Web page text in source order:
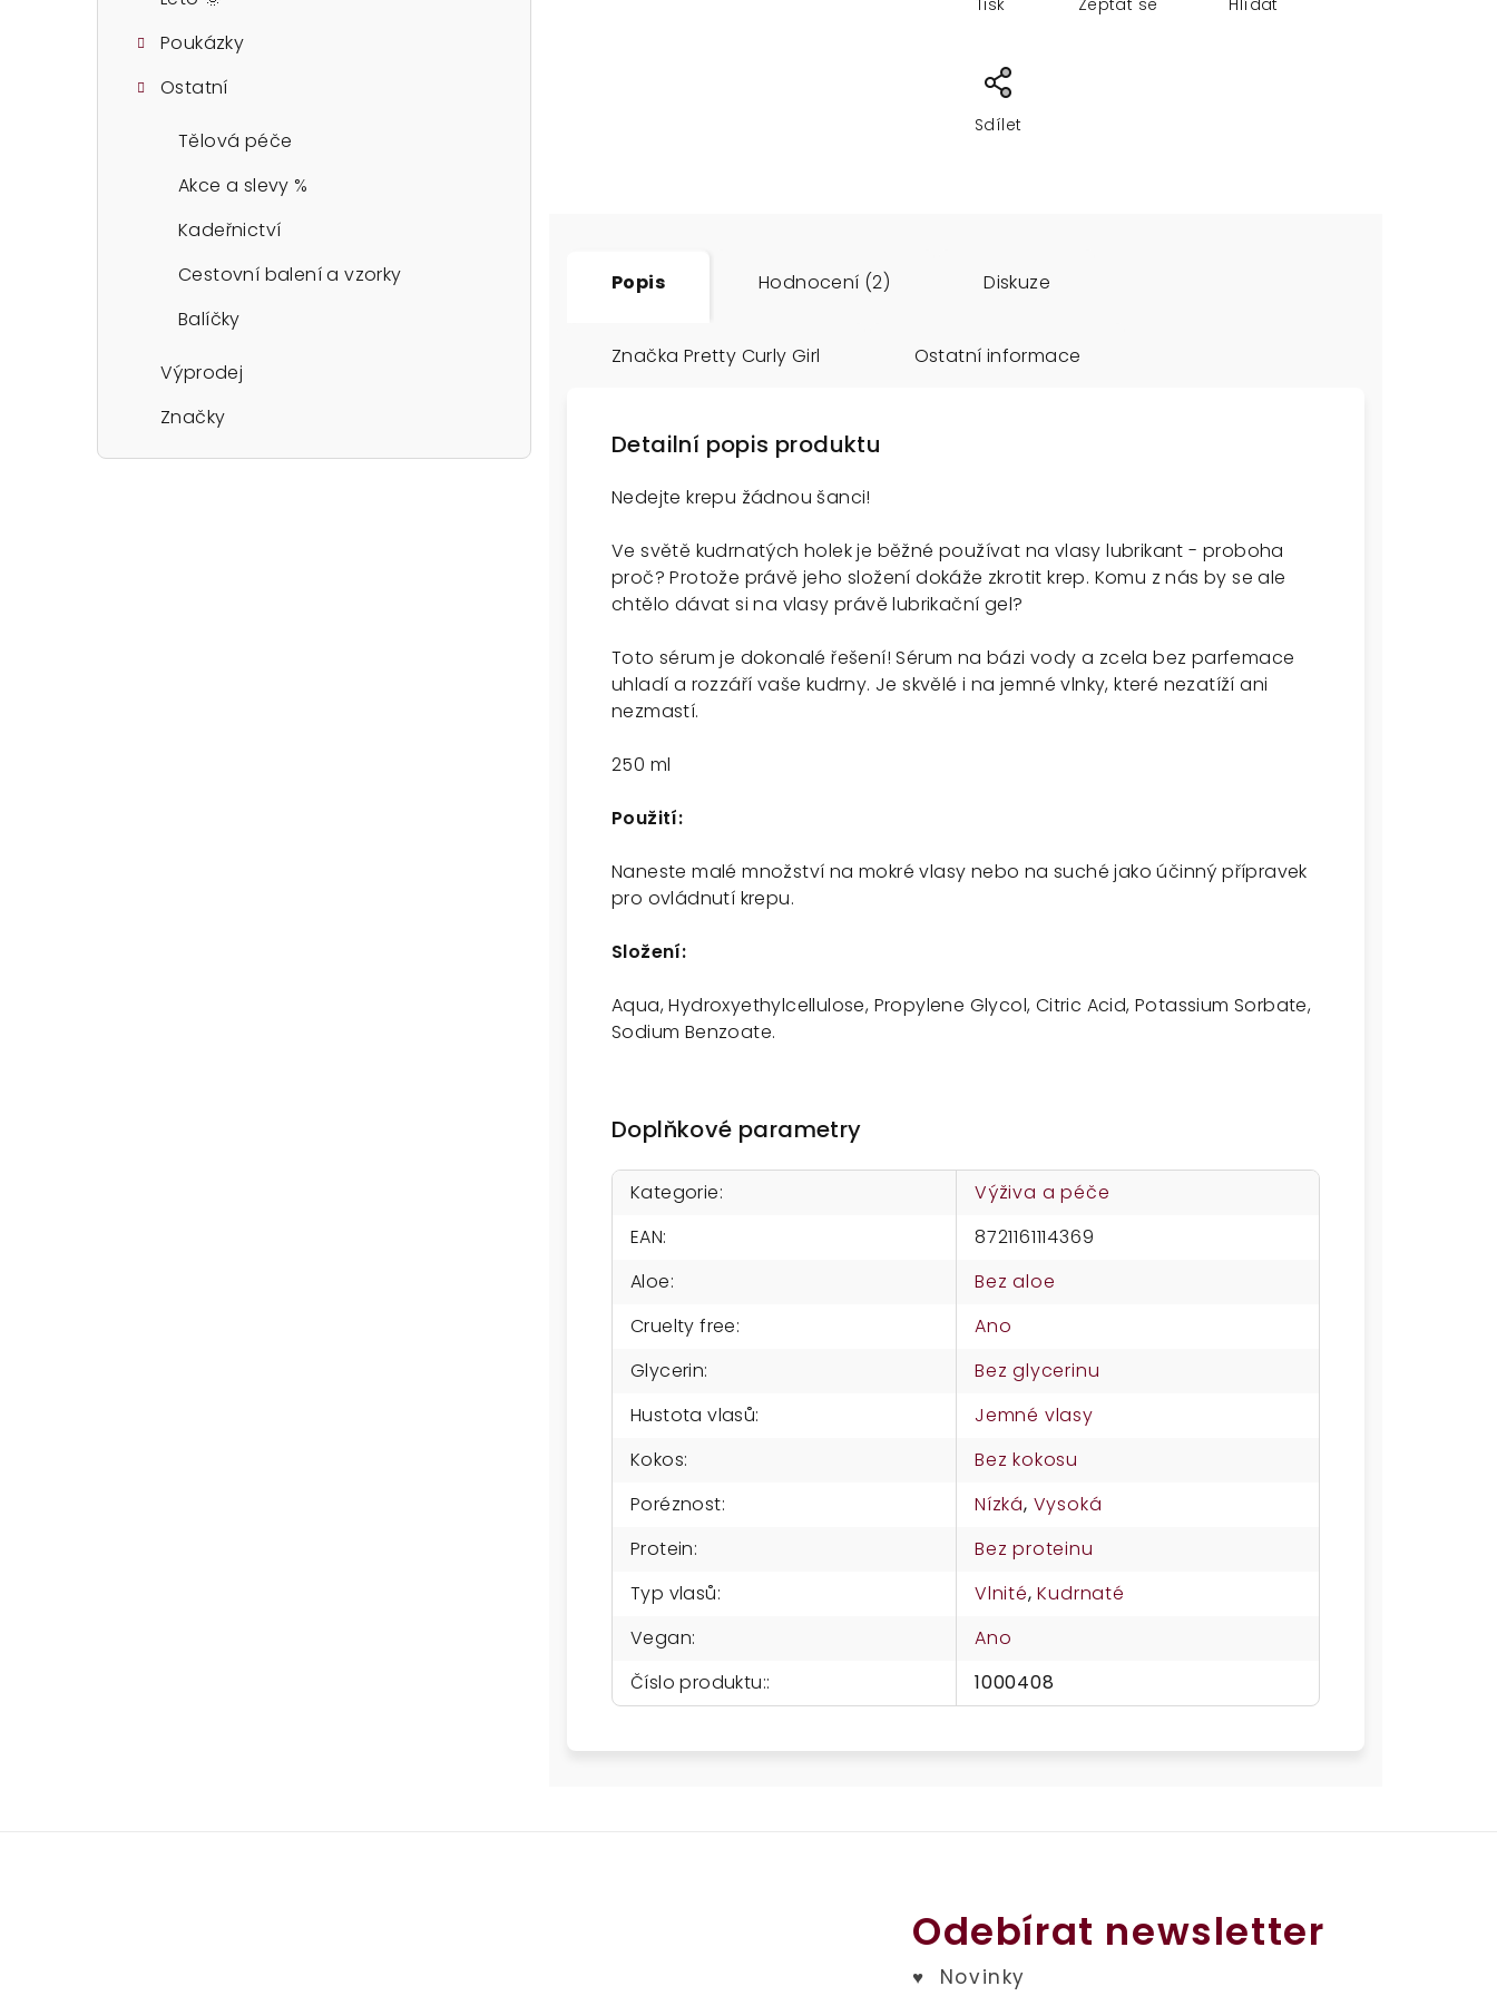
Poukázky
Ostatní
Tělová péče
Akce a slevy %
Kadeřnictví
Cestovní balení a vzorky
Balíčky
Výprodej
Značky
Tisk Zeptat se Hlídat
Sdílet
Popis Hodnocení (2) Diskuze
Značka Pretty Curly Girl Ostatní informace
Detailní popis produktu
Nedejte krepu žádnou šanci!
Ve světě kudrnatých holek je běžné používat na vlasy lubrikant - proboha
proč? Protože právě jeho složení dokáže zkrotit krep. Komu z nás by se ale
chtělo dávat si na vlasy právě lubrikační gel?
Toto sérum je dokonalé řešení! Sérum na bázi vody a zcela bez parfemace
uhladí a rozzáří vaše kudrny. Je skvělé i na jemné vlnky, které nezatíží ani
nezmastí.
250 ml
Použití:
Naneste malé množství na mokré vlasy nebo na suché jako účinný přípravek
pro ovládnutí krepu.
Složení:
Aqua, Hydroxyethylcellulose, Propylene Glycol, Citric Acid, Potassium Sorbate,
Sodium Benzoate.
Doplňkové parametry
Kategorie:
Výživa a péče
EAN:
8721161114369
Aloe:
Bez aloe
Cruelty free:
Ano
Glycerin:
Bez glycerinu
Hustota vlasů:
Jemné vlasy
Kokos:
Bez kokosu
Poréznost: Nízká, Vysoká
Protein:
Bez proteinu
Typ vlasů: Vlnité,Kudrnaté
Vegan:
Ano
Číslo produktu:: 1000408
Odebírat newsletter